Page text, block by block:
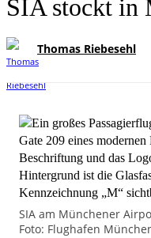
SIA stockt in
Thomas Riebesehl
SIA am Münchener
Foto: Flughafen